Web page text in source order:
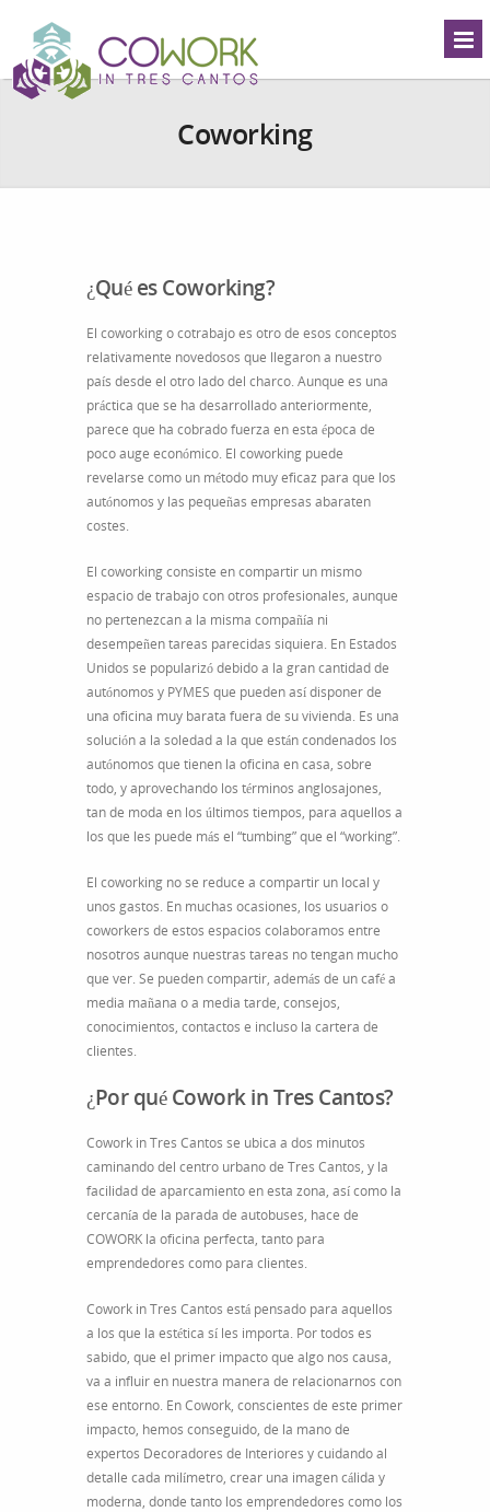
Coworking
¿Qué es Coworking?
El coworking o cotrabajo es otro de esos conceptos
relativamente novedosos que llegaron a nuestro
país desde el otro lado del charco. Aunque es una
práctica que se ha desarrollado anteriormente,
parece que ha cobrado fuerza en esta época de
poco auge económico. El coworking puede
revelarse como un método muy eficaz para que los
autónomos y las pequeñas empresas abaraten
costes.
El coworking consiste en compartir un mismo
espacio de trabajo con otros profesionales, aunque
no pertenezcan a la misma compañía ni
desempeñen tareas parecidas siquiera. En Estados
Unidos se popularizó debido a la gran cantidad de
autónomos y PYMES que pueden así disponer de
una oficina muy barata fuera de su vivienda. Es una
solución a la soledad a la que están condenados los
autónomos que tienen la oficina en casa, sobre
todo, y aprovechando los términos anglosajones,
tan de moda en los últimos tiempos, para aquellos a
los que les puede más el “tumbing” que el “working”.
El coworking no se reduce a compartir un local y
unos gastos. En muchas ocasiones, los usuarios o
coworkers de estos espacios colaboramos entre
nosotros aunque nuestras tareas no tengan mucho
que ver. Se pueden compartir, además de un café a
media mañana o a media tarde, consejos,
conocimientos, contactos e incluso la cartera de
clientes.
¿Por qué Cowork in Tres Cantos?
Cowork in Tres Cantos se ubica a dos minutos
caminando del centro urbano de Tres Cantos, y la
facilidad de aparcamiento en esta zona, así como la
cercanía de la parada de autobuses, hace de
COWORK la oficina perfecta, tanto para
emprendedores como para clientes.
Cowork in Tres Cantos está pensado para aquellos
a los que la estética sí les importa. Por todos es
sabido, que el primer impacto que algo nos causa,
va a influir en nuestra manera de relacionarnos con
ese entorno. En Cowork, conscientes de este primer
impacto, hemos conseguido, de la mano de
expertos Decoradores de Interiores y cuidando al
detalle cada milímetro, crear una imagen cálida y
moderna, donde tanto los emprendedores como los